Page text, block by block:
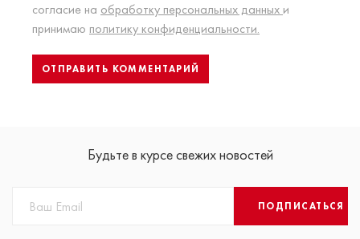
согласие на обработку персональных данных и
принимаю политику конфиденциальности.
Будьте в курсе свежих новостей
ПОДПИСАТЬСЯ